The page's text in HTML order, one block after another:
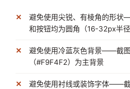
避免使用尖锐、有棱角的形
和按钮均为圆角（16-32px半径
避免使用冷蓝灰色背景——截
（#F9F4F2）为主背景
避免使用衬线或装饰字体——